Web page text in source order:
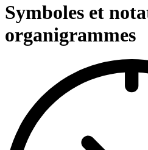
Symboles et
organigrammes